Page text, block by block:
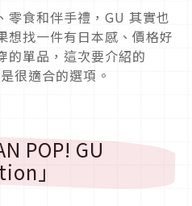
零食和伴手禮，GU 其實也
想找一件有日本感、價格好
的單品，這次要介紹的
很適合的選項。
POP! GU
」